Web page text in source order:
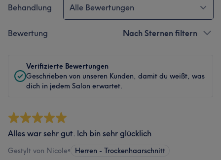
Behandlung Alle Bewertungen
Bewertung Nach Sternen filtern
Verifizierte Bewertungen
Geschrieben von unseren Kunden, damit du weißt, was
dich in jedem Salon erwartet.
Alles war sehr gut. Ich bin sehr glücklich
Gestylt von Nicole• Herren - Trockenhaarschnitt